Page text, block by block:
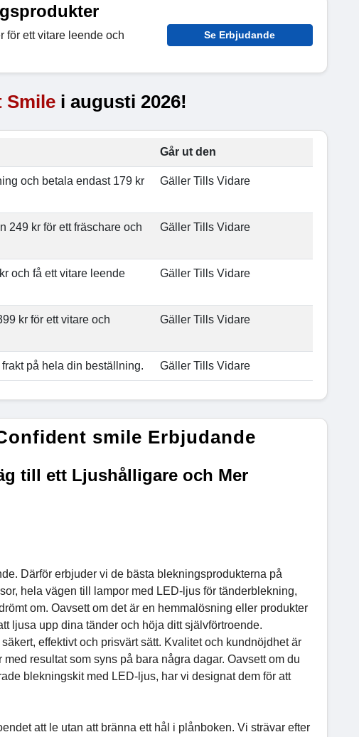
för ett vitare leende och
Se Erbjudande
Smile i augusti 2026!
Går ut den
och betala endast 179 kr
Gäller Tills Vidare
249 kr för ett fräschare och
Gäller Tills Vidare
och få ett vitare leende
Gäller Tills Vidare
kr för ett vitare och
Gäller Tills Vidare
på hela din beställning. Gäller Tills Vidare
smile Erbjudande
till ett Ljushålligare och Mer
Därför erbjuder vi de bästa blekningsprodukterna på
hela vägen till lampor med LED-ljus för tänderblekning,
om. Oavsett om det är en hemmalösning eller produkter
ljusa upp dina tänder och höja ditt självförtroende.
effektivt och prisvärt sätt. Kvalitet och kundnöjdhet är
resultat som syns på bara några dagar. Oavsett om du
blekningskit med LED-ljus, har vi designat dem för att
att le utan att bränna ett hål i plånboken. Vi strävar efter